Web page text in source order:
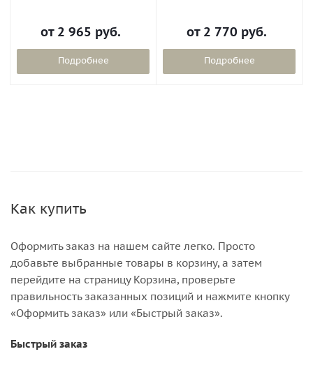
от 2 965 руб.
Подробнее
от 2 770 руб.
Подробнее
Как купить
Оформить заказ на нашем сайте легко. Просто
добавьте выбранные товары в корзину, а затем
перейдите на страницу Корзина, проверьте
правильность заказанных позиций и нажмите кнопку
«Оформить заказ» или «Быстрый заказ».
Быстрый заказ